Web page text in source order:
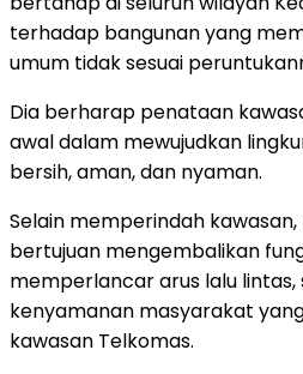
terhadap bangunan yang
umum tidak sesuai
Dia berharap penataan
awal dalam mewujudkan
bersih, aman, dan nyaman.
Selain memperindah
bertujuan mengembalikan
memperlancar arus lalu
kenyamanan masyarakat
kawasan Telkomas.